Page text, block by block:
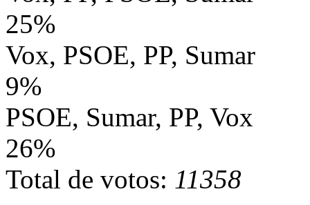
25%
Vox, PSOE, PP, Sumar
9%
PSOE, Sumar, PP, Vox
26%
Total de votos: 11358